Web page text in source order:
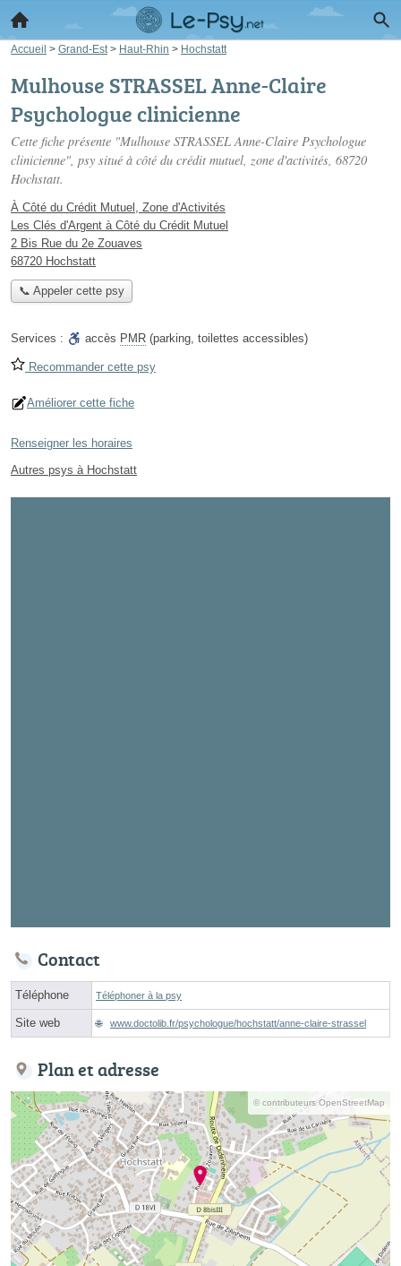
Accueil > Grand-Est > Haut-Rhin > Hochstatt
Mulhouse STRASSEL Anne-Claire
Psychologue clinicienne
Cette fiche présente "Mulhouse STRASSEL Anne-Claire Psychologue
clinicienne", psy situé à côté du crédit mutuel, zone d'activités, 68720
Hochstatt.
À Côté du Crédit Mutuel, Zone d'Activités
Les Clés d'Argent à Côté du Crédit Mutuel
2 Bis Rue du 2e Zouaves
68720 Hochstatt
📞 Appeler cette psy
Services : accès PMR (parking, toilettes accessibles)
Recommander cette psy
Améliorer cette fiche
Renseigner les horaires
Autres psys à Hochstatt
Contact
Téléphone Téléphoner à la psy
Site web www.doctolib.fr/psychologue/hochstatt/anne-claire-strassel
Plan et adresse
© contributeurs OpenStreetMap